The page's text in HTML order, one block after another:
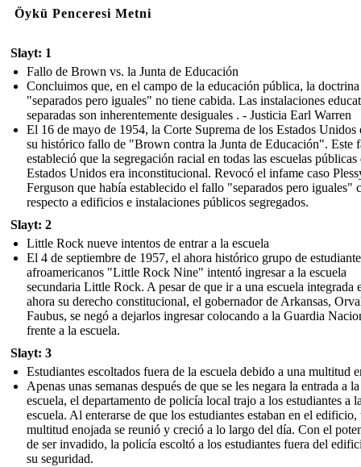
Öykü Penceresi Metni
Slayt: 1
Fallo de Brown vs. la Junta de Educación
Concluimos que, en el campo de la educación pública, la
"separados pero iguales" no tiene cabida. Las instalaciones
separadas son inherentemente desiguales . - Justicia Earl Warren
El 16 de mayo de 1954, la Corte Suprema de los Estados Unidos
su histórico fallo de "Brown contra la Junta de Educación". Este
estableció que la segregación racial en todas las escuelas públicas
Estados Unidos era inconstitucional. Revocó el infame caso
Ferguson que había establecido el fallo "separados pero iguales"
respecto a edificios e instalaciones públicos segregados.
Slayt: 2
Little Rock nueve intentos de entrar a la escuela
El 4 de septiembre de 1957, el ahora histórico grupo de
afroamericanos "Little Rock Nine" intentó ingresar a la escuela
secundaria Little Rock. A pesar de que ir a una escuela integrada
ahora su derecho constitucional, el gobernador de Arkansas,
Faubus, se negó a dejarlos ingresar colocando a la Guardia
frente a la escuela.
Slayt: 3
Estudiantes escoltados fuera de la escuela debido a una multitud
Apenas unas semanas después de que se les negara la entrada a la
escuela, el departamento de policía local trajo a los estudiantes a
escuela. Al enterarse de que los estudiantes estaban en el edificio,
multitud enojada se reunió y creció a lo largo del día. Con el
de ser invadido, la policía escoltó a los estudiantes fuera del
su seguridad.